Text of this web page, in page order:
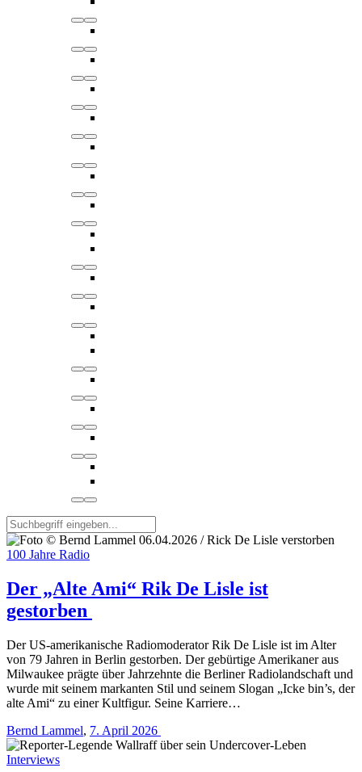
100 Jahre Radio
Der „Alte Ami“ Rik De Lisle ist
gestorben
Der US-amerikanische Radiomoderator Rik De Lisle ist im Alter
von 79 Jahren in Berlin gestorben. Der gebürtige Amerikaner aus
Milwaukee prägte über Jahrzehnte die Berliner Radiolandschaft und
wurde mit seinem markanten Stil und seinem Slogan „Icke bin’s, der
alte Ami“ zu einer Kultfigur. Seine Karriere…
Bernd Lammel, 7. April 2026
Interviews